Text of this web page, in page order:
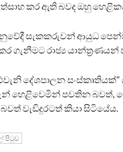
කර ඇති බවද ඔහු
සැකකරුවන් ආයුධ
ගැනීමට රාජ්‍ය
දේශපාලන සංස්කෘතියක්”
හෙළිවෙමින් පවතින බවත්,
වැඩිදුරටත් කියා සිටියේය.
පිටුව